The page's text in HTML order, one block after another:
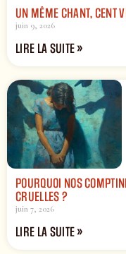
UN MÊME CHANT, CENT
juin 9, 2026
LIRE LA SUITE »
POURQUOI NOS
CRUELLES ?
juin 7, 2026
LIRE LA SUITE »